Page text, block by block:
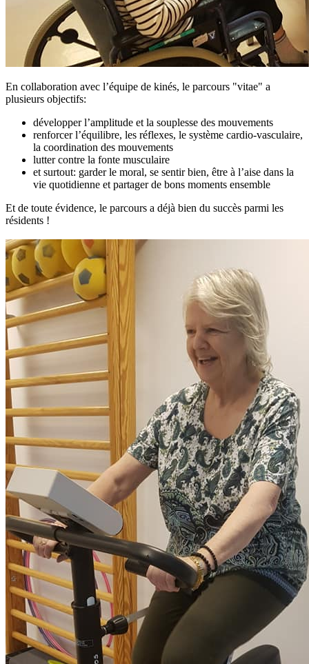
En collaboration avec l’équipe de kinés, le parcours "vitae" a
plusieurs objectifs:
développer l’amplitude et la souplesse des mouvements
renforcer l’équilibre, les réflexes, le système cardio-vasculaire,
la coordination des mouvements
lutter contre la fonte musculaire
et surtout: garder le moral, se sentir bien, être à l’aise dans la
vie quotidienne et partager de bons moments ensemble
Et de toute évidence, le parcours a déjà bien du succès parmi les
résidents !